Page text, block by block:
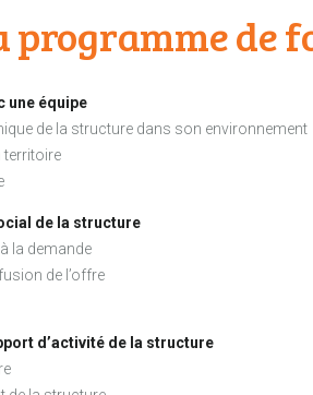
programme de
une équipe
de la structure dans son environnement
territoire
de la structure
la demande
de l’offre
d’activité de la structure